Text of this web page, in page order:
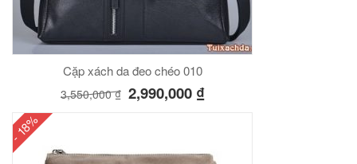
Cặp xách da đeo chéo 010
3,550,000₫ 2,990,000 ₫
- 18%